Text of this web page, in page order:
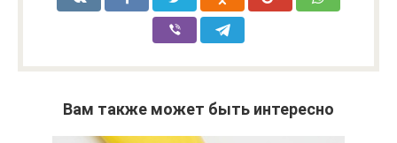
Вам также может быть интересно